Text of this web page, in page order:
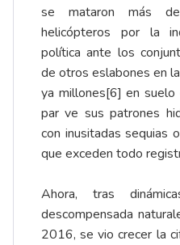
se mataron más
helicópteros por la
política ante los
de otros eslabones en
ya millones[6] en suelo
par ve sus patrones
con inusitadas sequias
que exceden todo
Ahora, tras
descompensada
2016, se vio crecer la